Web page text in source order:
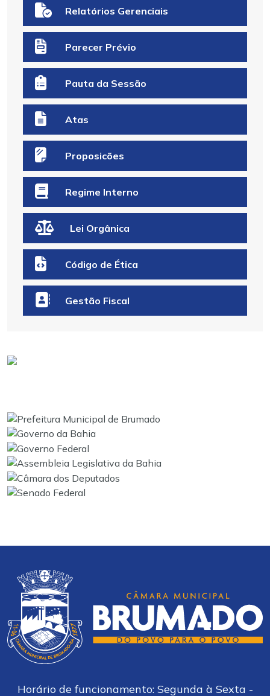
Relatórios Gerenciais
Parecer Prévio
Pauta da Sessão
Atas
Proposicões
Regime Interno
Lei Orgânica
Código de Ética
Gestão Fiscal
Horário de funcionamento: Segunda à Sexta -